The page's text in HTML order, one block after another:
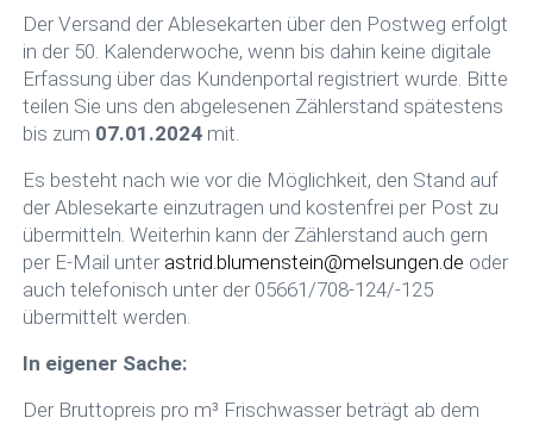
Der Versand der Ablesekarten über den Postweg erfolgt
in der 50. Kalenderwoche, wenn bis dahin keine digitale
Erfassung über das Kundenportal registriert wurde. Bitte
teilen Sie uns den abgelesenen Zählerstand spätestens
bis zum 07.01.2024 mit.
Es besteht nach wie vor die Möglichkeit, den Stand auf
der Ablesekarte einzutragen und kostenfrei per Post zu
übermitteln. Weiterhin kann der Zählerstand auch gern
per E-Mail unter astrid.blumenstein@melsungen.de oder
auch telefonisch unter der 05661/708-124/-125
übermittelt werden.
In eigener Sache:
Der Bruttopreis pro m³ Frischwasser beträgt ab dem